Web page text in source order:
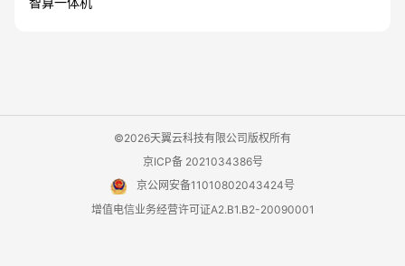
©2026天翼云科技有限公司版权所有
京ICP备 2021034386号
京公网安备11010802043424号
增值电信业务经营许可证A2.B1.B2-20090001